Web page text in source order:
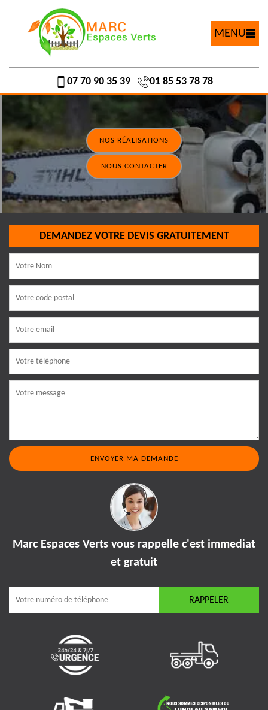
MENU
07 70 90 35 39 01 85 53 78 78
NOS RÉALISATIONS
NOUS CONTACTER
DEMANDEZ VOTRE DEVIS GRATUITEMENT
Marc Espaces Verts vous rappelle c'est immediat
et gratuit